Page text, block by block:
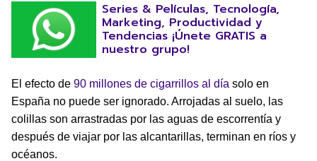
Series & Películas, Tecnología,
Marketing, Productividad y
Tendencias ¡Únete GRATIS a
nuestro grupo!
El efecto de 90 millones de cigarrillos al día solo en
España no puede ser ignorado. Arrojadas al suelo, las
colillas son arrastradas por las aguas de escorrentía y
después de viajar por las alcantarillas, terminan en ríos y
océanos.